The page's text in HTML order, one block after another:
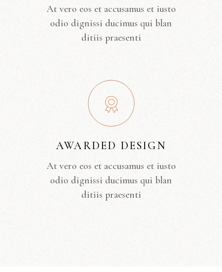
At vero eos et accusamus et iusto
odio dignissi ducimus qui blan
ditiis praesenti
AWARDED DESIGN
At vero eos et accusamus et iusto
odio dignissi ducimus qui blan
ditiis praesenti